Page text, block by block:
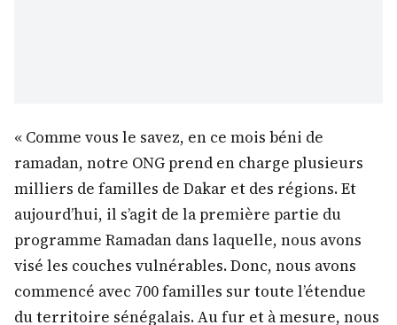
« Comme vous le savez, en ce mois béni de
ramadan, notre ONG prend en charge plusieurs
milliers de familles de Dakar et des régions. Et
aujourd’hui, il s’agit de la première partie du
programme Ramadan dans laquelle, nous avons
visé les couches vulnérables. Donc, nous avons
commencé avec 700 familles sur toute l’étendue
du territoire sénégalais. Au fur et à mesure, nous